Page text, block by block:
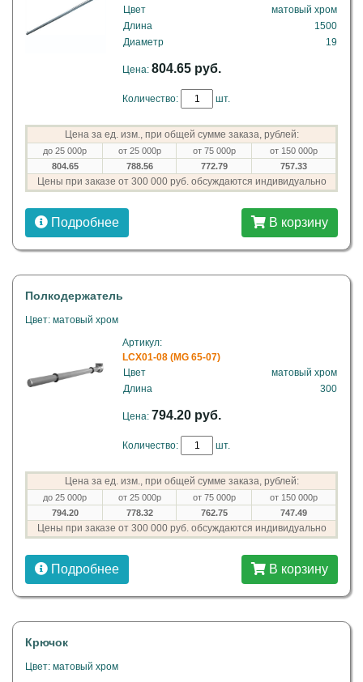
Цвет
матовый хром
Длина
1500
Диаметр
19
Цена: 804.65 руб.
Количество: шт.
Цена за ед. изм., при общей сумме заказа, рублей:
до 25 000р от 25 000р от 75 000р
от 150 000р
804.65
788.56 772.79 757.33
Цены при заказе от 300 000 руб. обсуждаются индивидуально
Подробнее В корзину
Полкодержатель
Цвет: матовый хром
Артикул:
LCX01-08 (MG 65-07)
Цвет
матовый хром
Длина
300
Цена: 794.20 руб.
Количество: шт.
Цена за ед. изм., при общей сумме заказа, рублей:
до 25 000р от 25 000р от 75 000р
от 150 000р
794.20
778.32 762.75 747.49
Цены при заказе от 300 000 руб. обсуждаются индивидуально
Подробнее В корзину
Крючок
Цвет: матовый хром